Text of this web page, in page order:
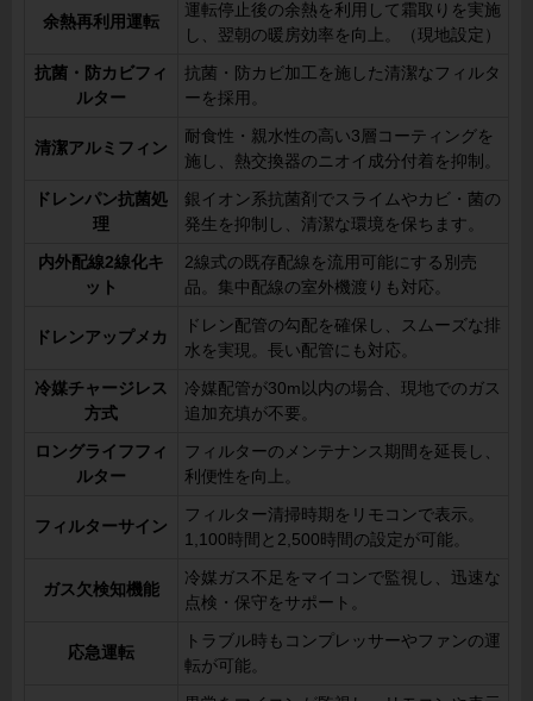
余熱再利用運転
運転停止後の余熱を利用して霜取りを実施
し、翌朝の暖房効率を向上。（現地設定）
抗菌・防カビフィ
ルター
抗菌・防カビ加工を施した清潔なフィルタ
ーを採用。
清潔アルミフィン
耐食性・親水性の高い3層コーティングを
施し、熱交換器のニオイ成分付着を抑制。
ドレンパン抗菌処
理
銀イオン系抗菌剤でスライムやカビ・菌の
発生を抑制し、清潔な環境を保ちます。
内外配線2線化キ
ット
2線式の既存配線を流用可能にする別売
品。集中配線の室外機渡りも対応。
ドレンアップメカ
ドレン配管の勾配を確保し、スムーズな排
水を実現。長い配管にも対応。
冷媒チャージレス
方式
冷媒配管が30m以内の場合、現地でのガス
追加充填が不要。
ロングライフフィ
ルター
フィルターのメンテナンス期間を延長し、
利便性を向上。
フィルターサイン
フィルター清掃時期をリモコンで表示。
1,100時間と2,500時間の設定が可能。
ガス欠検知機能
冷媒ガス不足をマイコンで監視し、迅速な
点検・保守をサポート。
応急運転
トラブル時もコンプレッサーやファンの運
転が可能。